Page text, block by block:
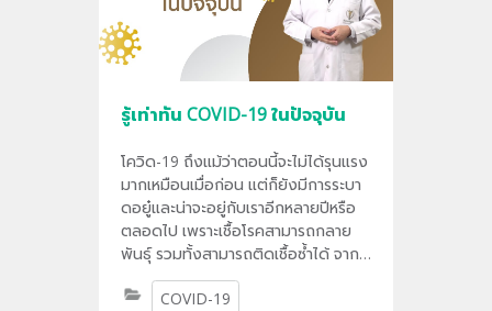
รู้เท่าทัน COVID-19 ในปัจจุบัน
โควิด-19 ถึงแม้ว่าตอนนี้จะไม่ได้รุนแรง
มากเหมือนเมื่อก่อน แต่ก็ยังมีการระบา
ดอยู๋และน่าจะอยู่กับเราอีกหลายปีหรือ
ตลอดไป เพราะเชื้อโรคสามารถกลาย
พันธุ์ รวมทั้งสามารถติดเชื้อซ้ำได้ จาก
ข้อมูลจะเห็นว่ากลุ่มที่ควรให้ความสำคัญ
ยังคงเป็นกลุ่ม 608
COVID-19